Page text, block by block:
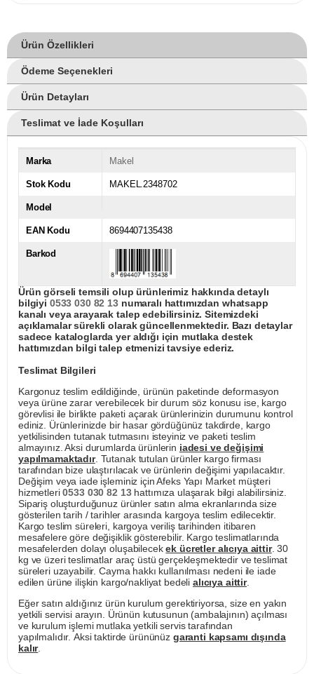
Ürün Özellikleri
Ödeme Seçenekleri
Ürün Detayları
Teslimat ve İade Koşulları
Marka Makel
Stok Kodu MAKEL.2348702
Model
EAN Kodu 8694407135438
Barkod
Ürün görseli temsili olup ürünlerimiz hakkında detaylı
bilgiyi 0533 030 82 13numaralı hattımızdan whatsapp
kanalı veya arayarak talep edebilirsiniz. Sitemizdeki
açıklamalar sürekli olarak güncellenmektedir. Bazı detaylar
sadece kataloglarda yer aldığı için mutlaka destek
hattımızdan bilgi talep etmenizi tavsiye ederiz.
Teslimat Bilgileri
Kargonuz teslim edildiğinde, ürünün paketinde deformasyon
veya ürüne zarar verebilecek bir durum söz konusu ise, kargo
görevlisi ile birlikte paketi açarak ürünlerinizin durumunu kontrol
ediniz. Ürünlerinizde bir hasar gördüğünüz takdirde, kargo
yetkilisinden tutanak tutmasını isteyiniz ve paketi teslim
almayınız. Aksi durumlarda ürünlerin iadesi ve değişimi
yapılmamaktadır. Tutanak tutulan ürünler kargo firması
tarafından bize ulaştırılacak ve ürünlerin değişimi yapılacaktır.
Değişim veya iade işleminiz için Afeks Yapı Market müşteri
hizmetleri0533 030 82 13hattımıza ulaşarak bilgi alabilirsiniz.
Sipariş oluşturduğunuz ürünler satın alma ekranlarında size
gösterilen tarih / tarihler arasında kargoya teslim edilecektir.
Kargo teslim süreleri, kargoya veriliş tarihinden itibaren
mesafelere göre değişiklik gösterebilir. Kargo teslimatlarında
mesafelerden dolayı oluşabilecekek ücretler alıcıya aittir. 30
kg ve üzeri teslimatlar araç üstü gerçekleşmektedir ve teslimat
süreleri uzayabilir. Cayma hakkı kullanılması nedeni ile iade
edilen ürüne ilişkin kargo/nakliyat bedeli alıcıya aittir.
Eğer satın aldığınız ürün kurulum gerektiriyorsa, size en yakın
yetkili servisi arayın. Ürünün kutusunun (ambalajının) açılması
ve kurulum işlemi mutlaka yetkili servis tarafından
yapılmalıdır. Aksi taktirde ürününüz garanti kapsamı dışında
kalır.